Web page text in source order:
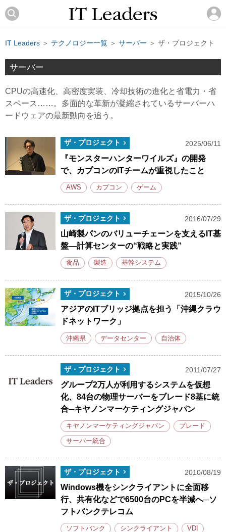
IT Leaders ＞ テクノロジー一覧 ＞ サーバー ＞ ザ・プロジェクト
サーバー
CPUの高速化、高密度実装、冷却技術の進化と省電力・省
スペース……。多面的な革新が凝縮されているサーバーハ
ードウェアの最新動向を追う。
ザ・プロジェクト 2025/06/11
『モンスターハンターワイルズ』の開発
で、カプコンのITチームが重視したこと
AWS カプコン ゲーム
ザ・プロジェクト 2016/07/29
山崎製パンのバリューチェーンを支えるIT基
盤―計算センターの“戦略と実践”
食品 製造 基幹システム
ザ・プロジェクト 2015/10/26
アジアのITブリッジ拠点を担う「沖縄クラウ
ドネットワーク」
沖縄県 データセンター 自治体
ザ・プロジェクト 2011/07/27
グループ2万人が利用するシステムを仮想
化、84台の物理サーバーをブレード8基に統
合─キヤノンマーケティングジャパン
キヤノンマーケティングジャパン ブレード
サーバー統合
ザ・プロジェクト 2010/08/19
Windows機をシンクライアントに全面移
行、共有化などで6500台のPCを半減へ─ソ
フトバンクテレコム
ソフトバンク シンクライアント VDI